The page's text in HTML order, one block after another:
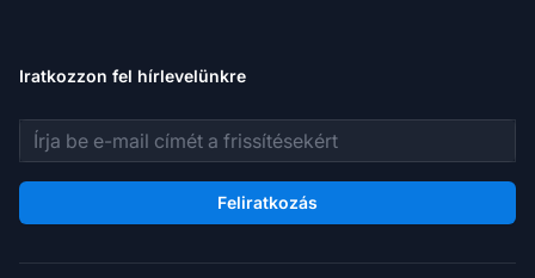
Iratkozzon fel hírlevelünkre
E-mail cím
Feliratkozás